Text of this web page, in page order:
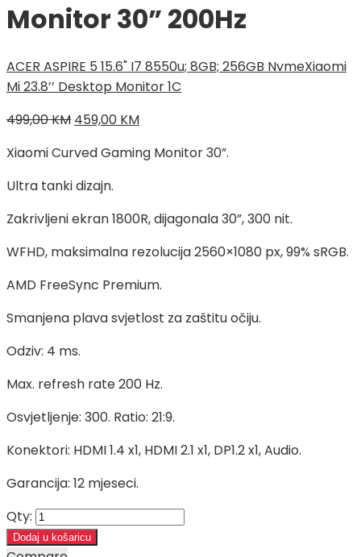
Monitor 30” 200Hz
ACER ASPIRE 5 15.6" I7 8550u; 8GB; 256GB NvmeXiaomi
Mi 23.8’’ Desktop Monitor 1C
499,00KM Izvorna
bila
je:
499,00 KM.
459,00 KMTrenutna
je:
Xiaomi Curved Gaming Monitor 30”.
Ultra tanki dizajn.
Zakrivljeni ekran 1800R, dijagonala 30”, 300 nit.
WFHD, maksimalna rezolucija 2560×1080 px, 99% sRGB.
AMD FreeSync Premium.
Smanjena plava svjetlost za zaštitu očiju.
Odziv: 4 ms.
Max. refresh rate 200 Hz.
Osvjetljenje: 300. Ratio: 21:9.
Konektori: HDMI 1.4 x1, HDMI 2.1 x1, DP1.2 x1, Audio.
Garancija: 12 mjeseci.
Qty:
Dodaj u košaricu